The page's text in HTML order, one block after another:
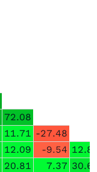
72.08
11.71 -27.48
12.09 -9.54
20.81 7.37